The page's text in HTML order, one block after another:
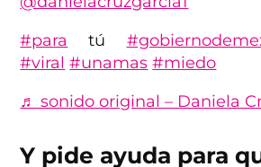
#para
tú
#viral #unamas #miedo
♬ sonido original – Daniela
Y pide ayuda para